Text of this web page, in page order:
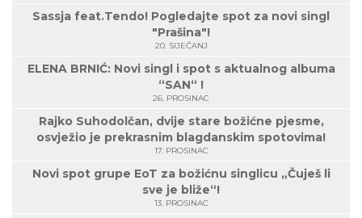
Sassja feat.Tendo! Pogledajte spot za novi singl
"Prašina"!
20. SIJEČANJ
ELENA BRNIĆ: Novi singl i spot s aktualnog albuma
“SAN“ !
26. PROSINAC
Rajko Suhodolčan, dvije stare božićne pjesme,
osvježio je prekrasnim blagdanskim spotovima!
17. PROSINAC
Novi spot grupe EoT za božićnu singlicu „Čuješ li
sve je bliže“!
13. PROSINAC